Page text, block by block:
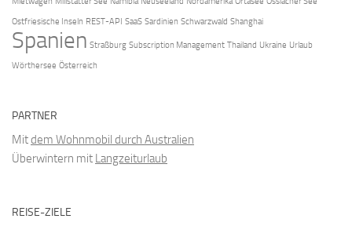
Ostfriesische Inseln REST-API SaaS Sardinien Schwarzwald Shanghai
Spanien Straßburg Subscription Management Thailand Ukraine Urlaub
Wörthersee Österreich
PARTNER
Mitdem Wohnmobil durch Australien
Überwintern mit Langzeiturlaub
REISE-ZIELE